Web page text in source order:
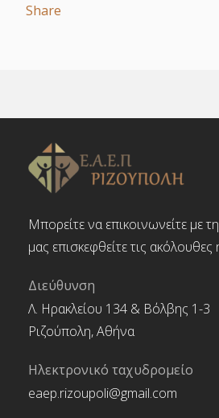
Share
Μπορείτε να επικοινωνείτε με
μας επισκεφθείτε τις ακόλουθες
Διεύθυνση
Λ. Ηρακλείου 134 & Βόλβης 1-3
Ριζούπολη, Αθήνα
Ηλεκτρονικό ταχυδρομείο
eaep.rizoupoli@gmail.com